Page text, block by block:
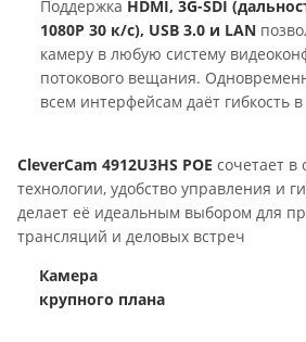
Поддержка HDMI, 3G-SDI
1080P 30 к/с), USB 3.0 и LAN
камеру в любую систему
потокового вещания.
всем интерфейсам даёт гибкость
CleverCam 4912U3HS POE сочетает
технологии, удобство управления и
делает её идеальным выбором для
трансляций и деловых встреч
Камера
крупного плана